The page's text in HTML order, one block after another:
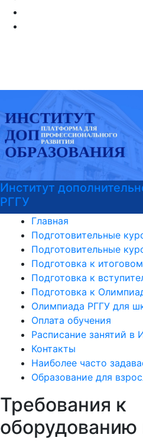
Институт
РГГУ
Главная
Подготовительные
Подготовительные
Подготовка к
Подготовка к
Подготовка к
Олимпиада РГГУ для
Оплата обучения
Расписание занятий в
Контакты
Наиболее часто
Образование для
Требования к
оборудованию